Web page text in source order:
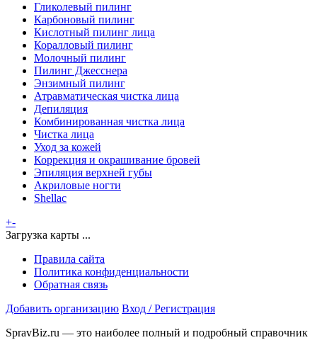
Гликолевый пилинг
Карбоновый пилинг
Кислотный пилинг лица
Коралловый пилинг
Молочный пилинг
Пилинг Джесснера
Энзимный пилинг
Атравматическая чистка лица
Депиляция
Комбинированная чистка лица
Чистка лица
Уход за кожей
Коррекция и окрашивание бровей
Эпиляция верхней губы
Акриловые ногти
Shellac
+-
Загрузка карты ...
Правила сайта
Политика конфиденциальности
Обратная связь
Добавить организацию Вход / Регистрация
SpravBiz.ru — это наиболее полный и подробный справочник